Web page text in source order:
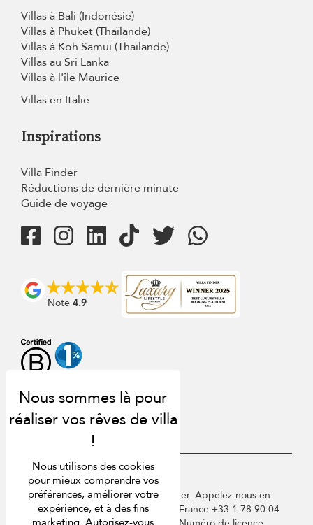
Villas à Bali (Indonésie)
Villas à Phuket (Thaïlande)
Villas à Koh Samui (Thaïlande)
Villas au Sri Lanka
Villas à l'île Maurice
Villas en Italie
Inspirations
Villa Finder
Réductions de dernière minute
Guide de voyage
Note 4.9
USD $ fr Français
Copyright © 2026 St Barts Villa Finder. Appelez-nous en
Angleterre au +44 2 033 933 883 / France +33 1 78 90 04
Nous utilisons des cookies
pour mieux comprendre vos
préférences, améliorer votre
expérience, et à des fins
marketing. Autorisez-vous